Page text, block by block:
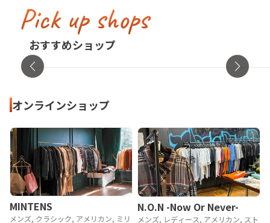
Pick up shops
おすすめショップ
古着屋no pain no gain(ノーペインノーゲ
イン)
東京都・渋谷区
オンラインショップ
MINTENS
メンズ, クラシック, アメリカン, ミリ
N.O.N -Now Or Never-
メンズ, レディース, アメリカン, スト